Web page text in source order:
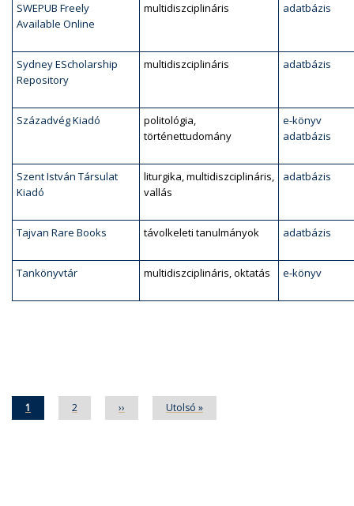
SWEPUB Freely
Available Online
multidiszciplináris adatbázis
Sydney EScholarship
Repository
multidiszciplináris adatbázis
Századvég Kiadó
politológia,
történettudomány
e-könyv
adatbázis
Szent István Társulat
Kiadó
liturgika, multidiszciplináris,
vallás
adatbázis
Tajvan Rare Books távolkeleti tanulmányok adatbázis
Tankönyvtár multidiszciplináris, oktatás e-könyv
Jelenlegi
oldal
1 Oldal
2 Következő
oldal
›› Utolsó
oldal
Utolsó »